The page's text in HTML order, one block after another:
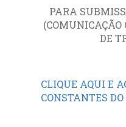
PARA
(COMUNICAÇÃO
DE
CLIQUE AQUI E
CONSTANTES